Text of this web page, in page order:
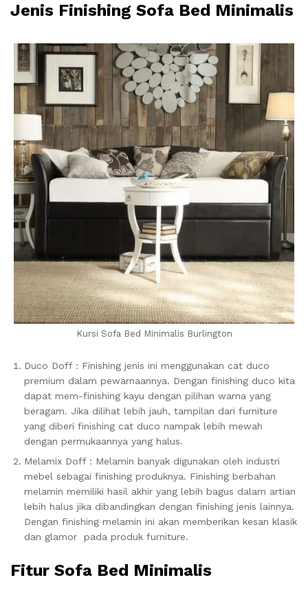
Jenis Finishing Sofa Bed Minimalis
Kursi Sofa Bed Minimalis Burlington
Duco Doff : Finishing jenis ini menggunakan cat duco
premium dalam pewarnaannya. Dengan finishing duco kita
dapat mem-finishing kayu dengan pilihan warna yang
beragam. Jika dilihat lebih jauh, tampilan dari furniture
yang diberi finishing cat duco nampak lebih mewah
dengan permukaannya yang halus.
Melamix Doff : Melamin banyak digunakan oleh industri
mebel sebagai finishing produknya. Finishing berbahan
melamin memiliki hasil akhir yang lebih bagus dalam artian
lebih halus jika dibandingkan dengan finishing jenis lainnya.
Dengan finishing melamin ini akan memberikan kesan klasik
dan glamor pada produk furniture.
Fitur Sofa Bed Minimalis